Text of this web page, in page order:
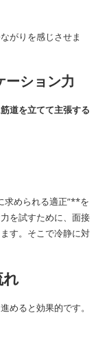
がりを感じさせま
ーション力
道を立てて主張する
求められる適正”**を
を試すために、面接
す。そこで冷静に対
れ
めると効果的です。